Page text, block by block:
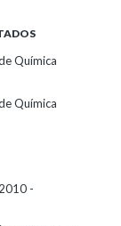
Química
Química
-